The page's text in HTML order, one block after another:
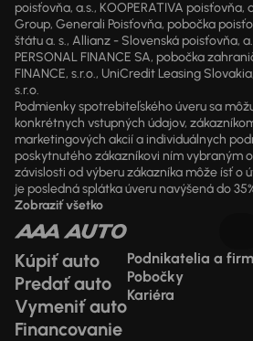
poisťovňa, a.s., KOOPERATIVA poisťovňa,
Group, Generali Poisťovňa, pobočka
štátu a. s., Allianz - Slovenská poisťovňa,
PERSONAL FINANCE SA, pobočka
FINANCE, s.r.o., UniCredit Leasing
s.r.o.
Podmienky spotrebiteľského úveru sa
konkrétnych vstupných údajov,
marketingových akcií a individuálnych
poskytnutého zákazníkovi ním vybraným
závislosti od výberu zákazníka môže ísť o
je posledná splátka úveru navýšená do
Zobraziť všetko
Kúpiť auto
Predať auto
Vymeniť auto
Financovanie
Podnikatelia a
Pobočky
Kariéra